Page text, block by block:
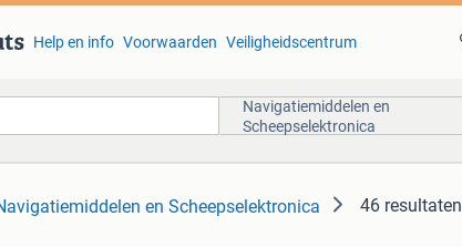
Help en info Voorwaarden Veiligheidscentrum
Navigatiemiddelen en
Scheepselektronica
en Scheepselektronica 46 resultaten